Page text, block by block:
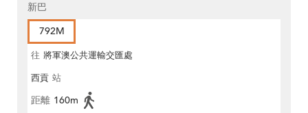
新巴
792M
往 將軍澳公共運輸交匯處
西貢 站
距離 160m